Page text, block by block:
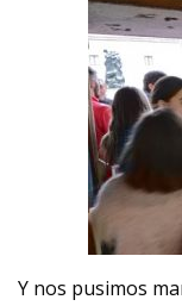
Y nos pusimos